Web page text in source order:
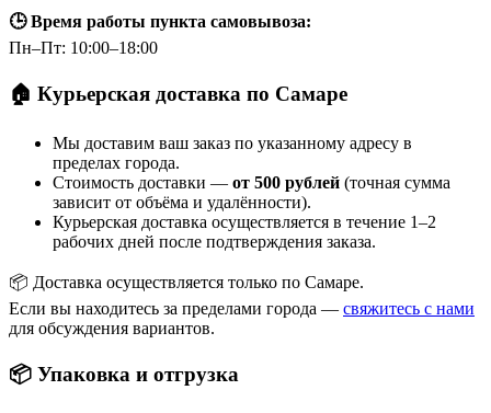
🕒 Время работы пункта самовывоза:
Пн–Пт: 10:00–18:00
🏠 Курьерская доставка по Самаре
Мы доставим ваш заказ по указанному адресу в
пределах города.
Стоимость доставки — от 500 рублей (точная сумма
зависит от объёма и удалённости).
Курьерская доставка осуществляется в течение 1–2
рабочих дней после подтверждения заказа.
📦 Доставка осуществляется только по Самаре.
Если вы находитесь за пределами города — свяжитесь с нами
для обсуждения вариантов.
📦 Упаковка и отгрузка